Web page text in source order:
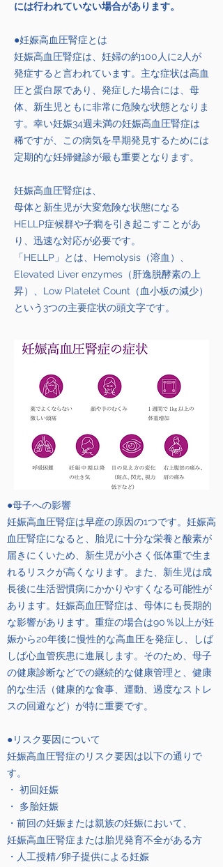
には行われていない場合があります。
●妊娠高血圧腎症とは
妊娠高血圧腎症は、妊婦の約100人に2人が
発症すると言われています。主な症状は高血
圧と蛋白尿であり、発症した場合には、母
体、新生児ともに非常に危険な状態となりま
す。幸い妊娠34週未満の妊娠高血圧腎症は
稀ですが、この病気を早期発見するためには
定期的な妊婦健診が最も重要となります。
妊娠高血圧腎症は、
母体と新生児が大変危険な状態になる
HELLP症候群や子癇を引き起こすことがあ
り、迅速な対応が必要です。
「HELLP」とは、Hemolysis（溶血）、
Elevated Liver enzymes（肝逸脱酵素の上
昇）、Low Platelet Count（血小板の減少）
という3つの主要症状の頭文字です。
●母子への影響
妊娠高血圧腎症は早産の原因の1つです。妊娠高
血圧腎症になると、胎児に十分な栄養と酸素が
届きにくいため、新生児が小さく低体重で生ま
れるリスクが高くなります。また、新生児は成
長後に生活習慣病にかかりやすくなる可能性が
あります。妊娠高血圧腎症は、母体にも長期的
な影響があります。重症の場合は90％以上が妊
娠から20年後に慢性的な高血圧を発症し、しば
しば心血管疾患に進展します。そのため、母子
の健康診断などでの継続的な健康管理と、健康
的な生活（健康的な食事、運動、過度なストレ
スの回避など）が特に重要です。
●リスク要因について
妊娠高血圧腎症のリスク要因は以下の通りで
す。
・ 初回妊娠
・ 多胎妊娠
・前回の妊娠または親族の妊娠において、
妊娠高血圧腎症または胎児発育不全がある方
・人工授精/卵子提供による妊娠